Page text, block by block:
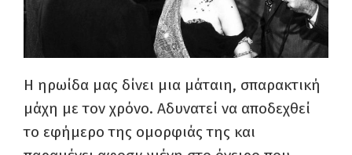
Η ηρωίδα μας δίνει μια μάταιη, σπαρακτική
μάχη με τον χρόνο. Αδυνατεί να αποδεχθεί
το εφήμερο της ομορφιάς της και